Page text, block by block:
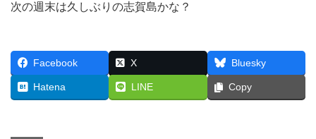
次の週末は久しぶりの志賀島かな？
Facebook X Bluesky
Hatena LINE Copy